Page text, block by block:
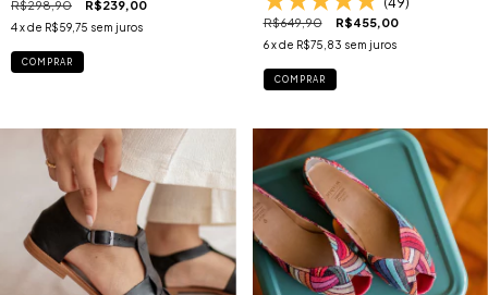
R$298,90 R$239,00
4x de R$59,75 sem juros
COMPRAR
R$649,90 R$455,00
6 x de R$75,83 sem juros
COMPRAR